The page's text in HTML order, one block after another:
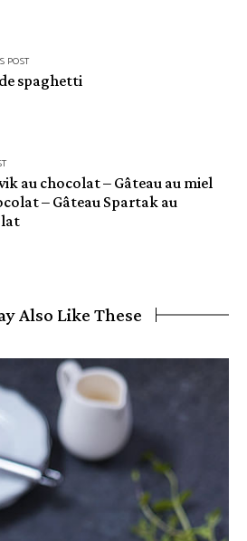
POST
spaghetti
au chocolat – Gâteau au miel
– Gâteau Spartak au
Also Like These